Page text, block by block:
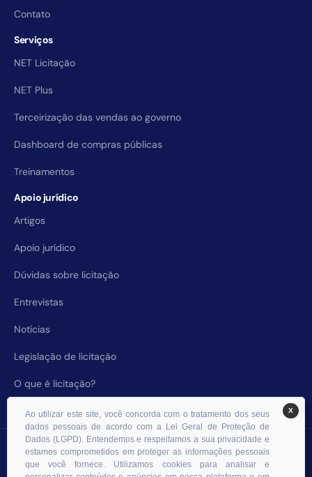
Contato
Serviços
NET Licitação
NET Plus
Terceirização das vendas ao governo
Dashboard de compras públicas
Treinamentos
Apoio jurídico
Artigos
Apoio jurídico
Dúvidas sobre licitação
Entrevistas
Notícias
Legislação de licitação
O que é licitação?
© 2026 RHS Licitações. Todos os direitos reservados.
X
Ao utilizar este site, você concorda com o tratamento dos seus
dados pessoais de acordo com a Lei Geral de Proteção de
Dados (LGPD). Entendemos e respeitamos a sua privacidade e
estamos comprometidos em proteger as informações pessoais
que você fornece. Utilizamos cookies para analisar e